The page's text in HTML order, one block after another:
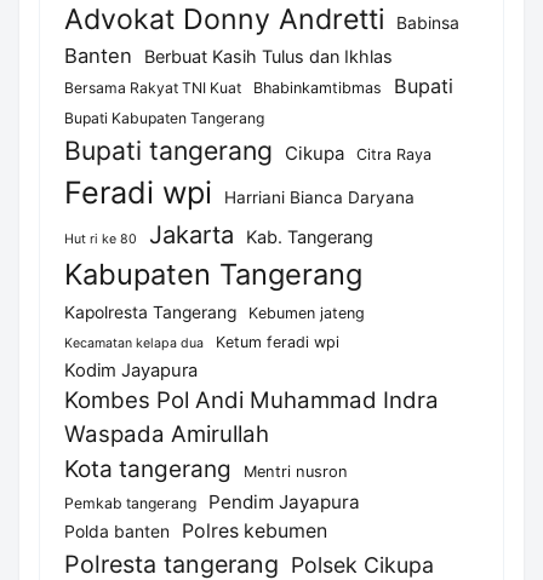
Advokat Donny Andretti Babinsa
Banten Berbuat Kasih Tulus dan Ikhlas
Bersama Rakyat TNI Kuat Bhabinkamtibmas Bupati
Bupati Kabupaten Tangerang
Bupati tangerang Cikupa Citra Raya
Feradi wpi Harriani Bianca Daryana
Hut ri ke 80 Jakarta Kab. Tangerang
Kabupaten Tangerang
Kapolresta Tangerang Kebumen jateng
Kecamatan kelapa dua Ketum feradi wpi
Kodim Jayapura
Kombes Pol Andi Muhammad Indra
Waspada Amirullah
Kota tangerang
Mentri nusron
Pemkab tangerang
Pendim Jayapura
Polda banten Polres kebumen
Polresta tangerang Polsek Cikupa